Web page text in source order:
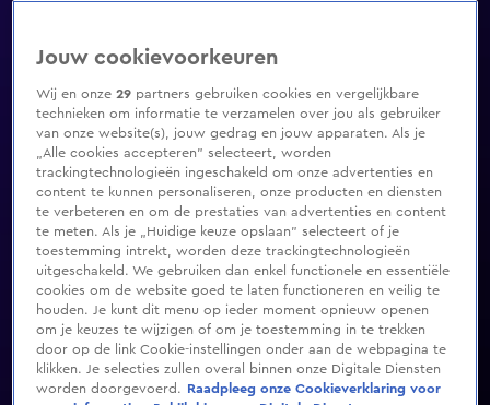
Jouw cookievoorkeuren
Wij en onze29 partners gebruiken cookies en vergelijkbare
technieken om informatie te verzamelen over jou als gebruiker
van onze website(s), jouw gedrag en jouw apparaten. Als je
„Alle cookies accepteren” selecteert, worden
trackingtechnologieën ingeschakeld om onze advertenties en
content te kunnen personaliseren, onze producten en diensten
te verbeteren en om de prestaties van advertenties en content
te meten. Als je „Huidige keuze opslaan” selecteert of je
toestemming intrekt, worden deze trackingtechnologieën
uitgeschakeld. We gebruiken dan enkel functionele en essentiële
cookies om de website goed te laten functioneren en veilig te
houden. Je kunt dit menu op ieder moment opnieuw openen
om je keuzes te wijzigen of om je toestemming in te trekken
door op de link Cookie-instellingen onder aan de webpagina te
klikken. Je selecties zullen overal binnen onze Digitale Diensten
worden doorgevoerd.
Raadpleeg onze Cookieverklaring voor